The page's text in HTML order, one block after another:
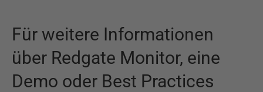
Für weitere Informationen
über Redgate Monitor, eine
Demo oder Best Practices